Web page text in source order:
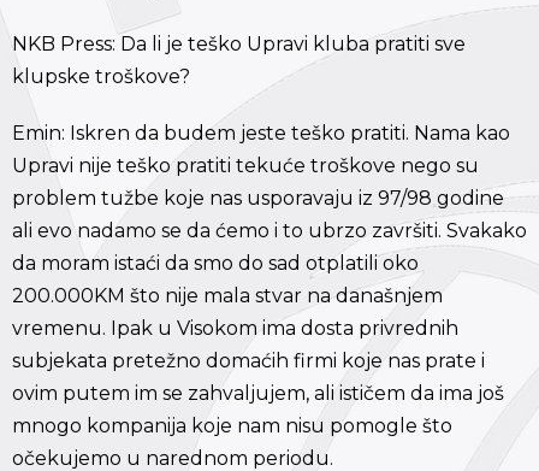
NKB Press: Da li je teško Upravi kluba pratiti sve
klupske troškove?
Emin: Iskren da budem jeste teško pratiti. Nama kao
Upravi nije teško pratiti tekuće troškove nego su
problem tužbe koje nas usporavaju iz 97/98 godine
ali evo nadamo se da ćemo i to ubrzo završiti. Svakako
da moram istaći da smo do sad otplatili oko
200.000KM što nije mala stvar na današnjem
vremenu. Ipak u Visokom ima dosta privrednih
subjekata pretežno domaćih firmi koje nas prate i
ovim putem im se zahvaljujem, ali ističem da ima još
mnogo kompanija koje nam nisu pomogle što
očekujemo u narednom periodu.